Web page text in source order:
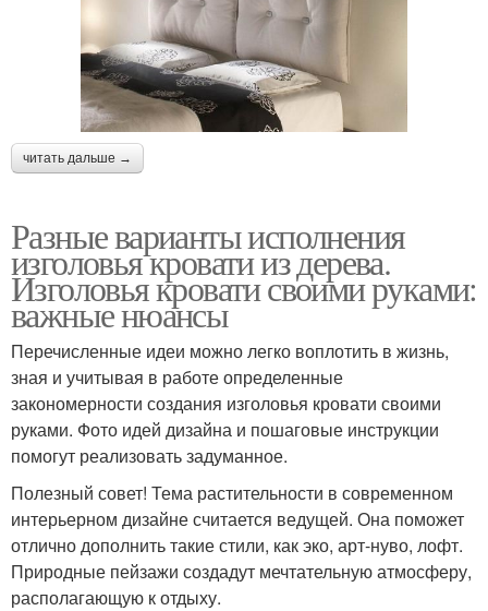
читать дальше →
Разные варианты исполнения
изголовья кровати из дерева.
Изголовья кровати своими руками:
важные нюансы
Перечисленные идеи можно легко воплотить в жизнь,
зная и учитывая в работе определенные
закономерности создания изголовья кровати своими
руками. Фото идей дизайна и пошаговые инструкции
помогут реализовать задуманное.
Полезный совет! Тема растительности в современном
интерьерном дизайне считается ведущей. Она поможет
отлично дополнить такие стили, как эко, арт-нуво, лофт.
Природные пейзажи создадут мечтательную атмосферу,
располагающую к отдыху.